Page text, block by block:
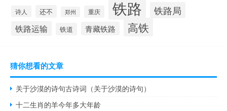
诗人 还不 郑州 重庆 铁路 铁路局
铁路运输 铁道 青藏铁路 高铁
猜你想看的文章
关于沙漠的诗句古诗词（关于沙漠的诗句）
十二生肖的羊今年多大年龄